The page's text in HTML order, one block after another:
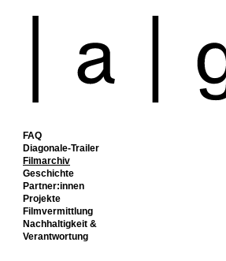
FAQ
Diagonale-Trailer
Filmarchiv
Geschichte
Partner:innen
Projekte
Filmvermittlung
Nachhaltigkeit &
Verantwortung